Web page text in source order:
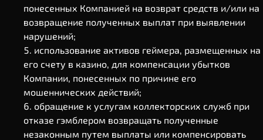
понесенных Компанией на возврат средств и/или на
возвращение полученных выплат при выявлении
нарушений;
использование активов геймера, размещенных на
его счету в казино, для компенсации убытков
Компании, понесенных по причине его
мошеннических действий;
обращение к услугам коллекторских служб при
отказе гэмблером возвращать полученные
незаконным путем выплаты или компенсировать